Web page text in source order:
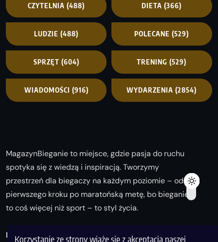
Korzystanie ze strony wiąże się z akceptacją naszej
CZYTELNIA (488) DIETA (366)
LUDZIE (488) POLECANE (529)
SPRZĘT (604) TRENING (529)
WIADOMOŚCI (916) WYDARZENIA (2854)
MagazynBieganie to miejsce, gdzie pasja do ruchu
spotyka się z wiedzą i inspiracją. Tworzymy
przestrzeń dla biegaczy na każdym poziomie – od
pierwszego kroku po maratońską metę, bo bieganie
to coś więcej niż sport – to styl życia.
Biegaj z nami i odkrywaj swoją najlepszą wersję!